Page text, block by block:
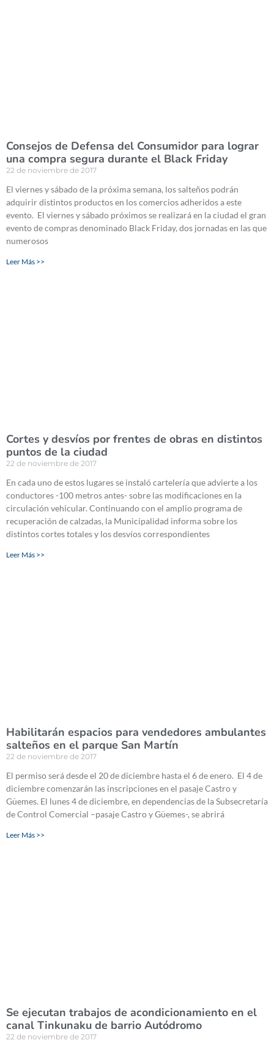
Consejos de Defensa del Consumidor para lograr
una compra segura durante el Black Friday
22 de noviembre de 2017
El viernes y sábado de la próxima semana, los salteños podrán
adquirir distintos productos en los comercios adheridos a este
evento. El viernes y sábado próximos se realizará en la ciudad el gran
evento de compras denominado Black Friday, dos jornadas en las que
numerosos
Leer Más >>
Cortes y desvíos por frentes de obras en distintos
puntos de la ciudad
22 de noviembre de 2017
En cada uno de estos lugares se instaló cartelería que advierte a los
conductores -100 metros antes- sobre las modificaciones en la
circulación vehicular. Continuando con el amplio programa de
recuperación de calzadas, la Municipalidad informa sobre los
distintos cortes totales y los desvíos correspondientes
Leer Más >>
Habilitarán espacios para vendedores ambulantes
salteños en el parque San Martín
22 de noviembre de 2017
El permiso será desde el 20 de diciembre hasta el 6 de enero. El 4 de
diciembre comenzarán las inscripciones en el pasaje Castro y
Güemes. El lunes 4 de diciembre, en dependencias de la Subsecretaría
de Control Comercial –pasaje Castro y Güemes-, se abrirá
Leer Más >>
Se ejecutan trabajos de acondicionamiento en el
canal Tinkunaku de barrio Autódromo
22 de noviembre de 2017